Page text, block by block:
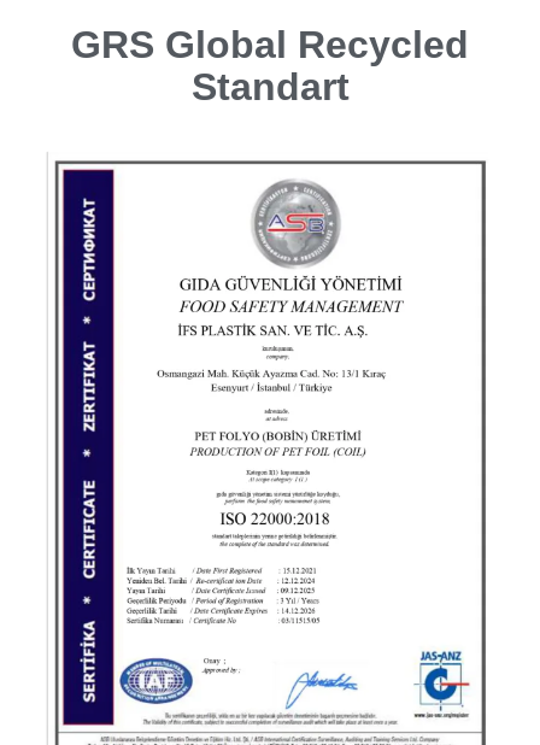
GRS Global Recycled
Standart